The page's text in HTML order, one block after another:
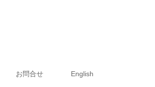
お問合せ English